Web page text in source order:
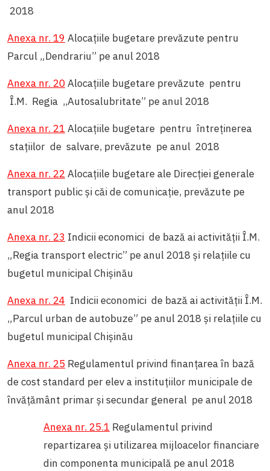
2018
Anexa nr. 19 Alocaţiile bugetare prevăzute pentru
Parcul „Dendrariu” pe anul 2018
Anexa nr. 20Alocaţiile bugetare prevăzute pentru
Î.M. Regia ,,Autosalubritate” pe anul 2018
Anexa nr. 21 Alocațiile bugetare pentru întreţinerea
staţiilor de salvare, prevăzute pe anul 2018
Anexa nr. 22 Alocaţiile bugetare ale Direcţiei generale
transport public şi căi de comunicaţie, prevăzute pe
anul 2018
Anexa nr. 23 Indicii economici de bază ai activității Î.M.
„Regia transport electric” pe anul 2018 și relațiile cu
bugetul municipal Chișinău
Anexa nr. 24 Indicii economici de bază ai activității Î.M.
„Parcul urban de autobuze” pe anul 2018 și relațiile cu
bugetul municipal Chișinău
Anexa nr. 25 Regulamentul privind finanțarea în bază
de cost standard per elev a instituțiilor municipale de
învățământ primar și secundar general pe anul 2018
Anexa nr. 25.1 Regulamentul privind
repartizarea și utilizarea mijloacelor financiare
din componenta municipală pe anul 2018